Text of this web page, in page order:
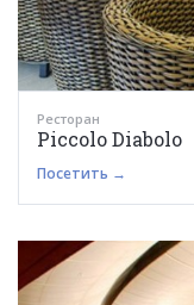
Ресторан
Piccolo Diabolo
Посетить →